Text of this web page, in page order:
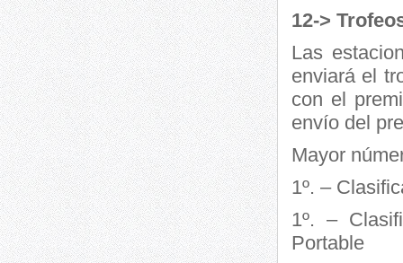
12->
Las
enviará el
con el
envío del
Mayor
1º. –
1º. –
Portable